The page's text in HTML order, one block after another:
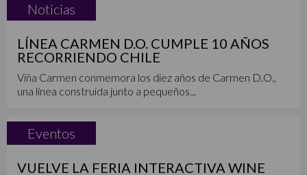
Noticias
LÍNEA CARMEN D.O. CUMPLE 10 AÑOS
RECORRIENDO CHILE
Viña Carmen conmemora los diez años de Carmen D.O.,
una línea construida junto a pequeños...
Eventos
VUELVE LA FERIA INTERACTIVA WINE